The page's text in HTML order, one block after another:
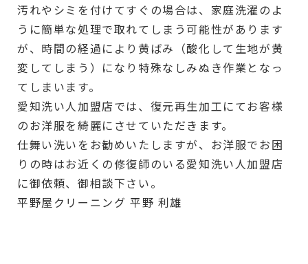
汚れやシミを付けてすぐの場合は、家庭洗濯のよ
うに簡単な処理で取れてしまう可能性があります
が、時間の経過により黄ばみ（酸化して生地が黄
変してしまう）になり特殊なしみぬき作業となっ
てしまいます。
愛知洗い人加盟店では、復元再生加工にてお客様
のお洋服を綺麗にさせていただきます。
仕舞い洗いをお勧めいたしますが、お洋服でお困
りの時はお近くの修復師のいる愛知洗い人加盟店
に御依頼、御相談下さい。
平野屋クリーニング 平野 利雄